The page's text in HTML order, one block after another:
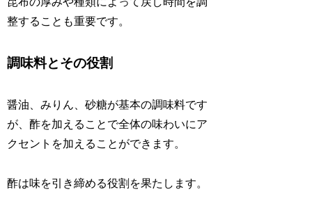
整することも重要です。
調味料とその役割
醤油、みりん、砂糖が基本の調味料です
が、酢を加えることで全体の味わいにア
クセントを加えることができます。
酢は味を引き締める役割を果たします。